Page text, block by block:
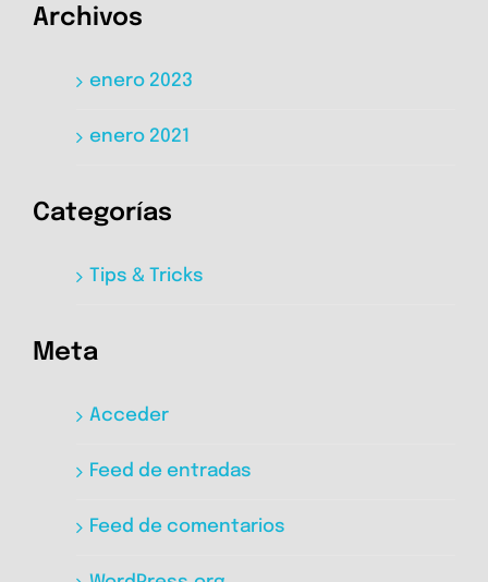
Archivos
enero 2023
enero 2021
Categorías
Tips & Tricks
Meta
Acceder
Feed de entradas
Feed de comentarios